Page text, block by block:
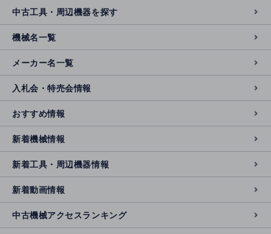
中古工具・周辺機器を探す
機械名一覧
メーカー名一覧
入札会・特売会情報
おすすめ情報
新着機械情報
新着工具・周辺機器情報
新着動画情報
中古機械アクセスランキング